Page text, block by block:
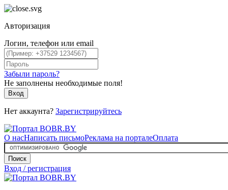
Авторизация
Логин, телефон или email
Забыли пароль?
Не заполнены необходимые поля!
Вход
Нет аккаунта? Зарегистрируйтесь
О насНаписать письмоРеклама на порталеОплата
Поиск
Вход / регистрация